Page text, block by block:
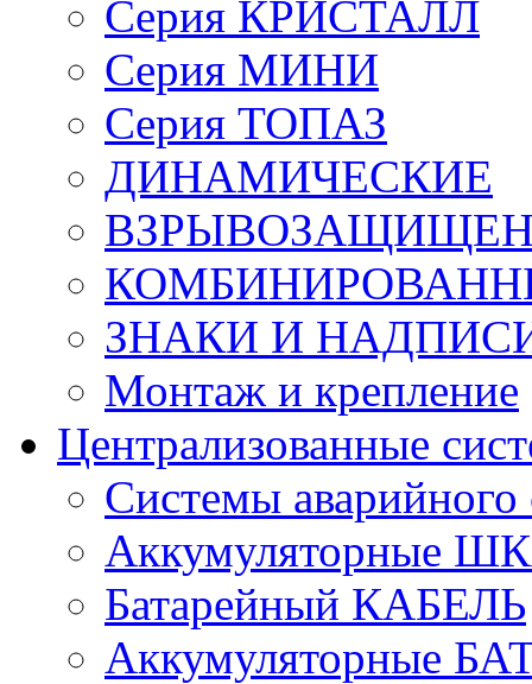
Серия КРИСТАЛЛ
Серия МИНИ
Серия ТОПАЗ
ДИНАМИЧЕСКИЕ
ЗНАКИ И
Монтаж и крепление
Централизованные
Системы
Аккумуляторные
Батарейный КАБЕЛЬ
Аккумуляторные